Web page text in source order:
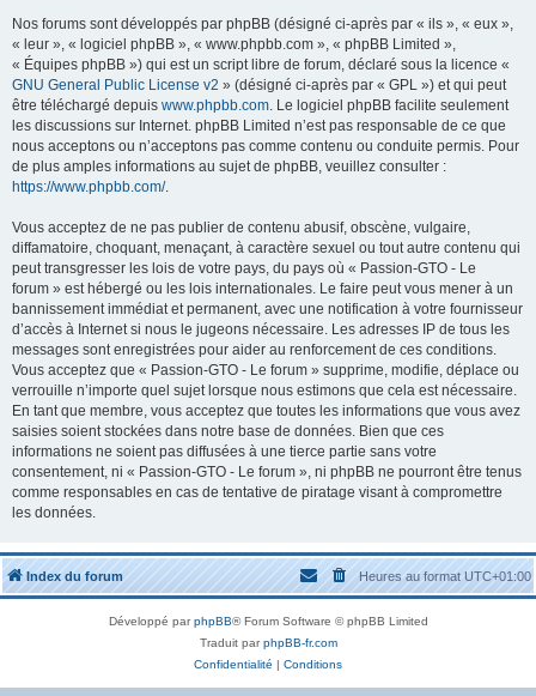
Nos forums sont développés par phpBB (désigné ci-après par « ils », « eux »,
« leur », « logiciel phpBB », « www.phpbb.com », « phpBB Limited »,
« Équipes phpBB ») qui est un script libre de forum, déclaré sous la licence «
GNU General Public License v2 » (désigné ci-après par « GPL ») et qui peut
être téléchargé depuis www.phpbb.com. Le logiciel phpBB facilite seulement
les discussions sur Internet. phpBB Limited n’est pas responsable de ce que
nous acceptons ou n’acceptons pas comme contenu ou conduite permis. Pour
de plus amples informations au sujet de phpBB, veuillez consulter :
https://www.phpbb.com/.
Vous acceptez de ne pas publier de contenu abusif, obscène, vulgaire,
diffamatoire, choquant, menaçant, à caractère sexuel ou tout autre contenu qui
peut transgresser les lois de votre pays, du pays où « Passion-GTO - Le
forum » est hébergé ou les lois internationales. Le faire peut vous mener à un
bannissement immédiat et permanent, avec une notification à votre fournisseur
d’accès à Internet si nous le jugeons nécessaire. Les adresses IP de tous les
messages sont enregistrées pour aider au renforcement de ces conditions.
Vous acceptez que « Passion-GTO - Le forum » supprime, modifie, déplace ou
verrouille n’importe quel sujet lorsque nous estimons que cela est nécessaire.
En tant que membre, vous acceptez que toutes les informations que vous avez
saisies soient stockées dans notre base de données. Bien que ces
informations ne soient pas diffusées à une tierce partie sans votre
consentement, ni « Passion-GTO - Le forum », ni phpBB ne pourront être tenus
comme responsables en cas de tentative de piratage visant à compromettre
les données.
Index du forum Heures au formatUTC+01:00
Développé parphpBB® Forum Software © phpBB Limited
Traduit parphpBB-fr.com
Confidentialité | Conditions